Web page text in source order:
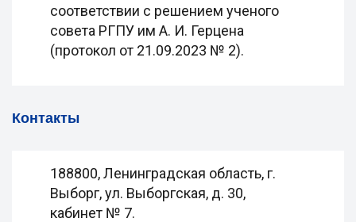
соответствии с решением ученого
совета РГПУ им А. И. Герцена
(протокол от 21.09.2023 № 2).
Контакты
188800, Ленинградская область, г.
Выборг, ул. Выборгская, д. 30,
кабинет № 7.